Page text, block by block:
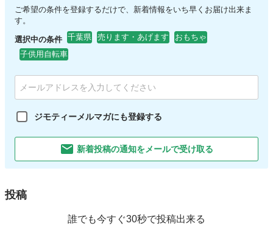
ご希望の条件を登録するだけで、新着情報をいち早くお届け出来ま
す。
選択中の条件 千葉県 売ります・あげます
おもちゃ
子供用自転車
ジモティーメルマガにも登録する
新着投稿の通知をメールで受け取る
投稿
誰でも今すぐ30秒で投稿出来る